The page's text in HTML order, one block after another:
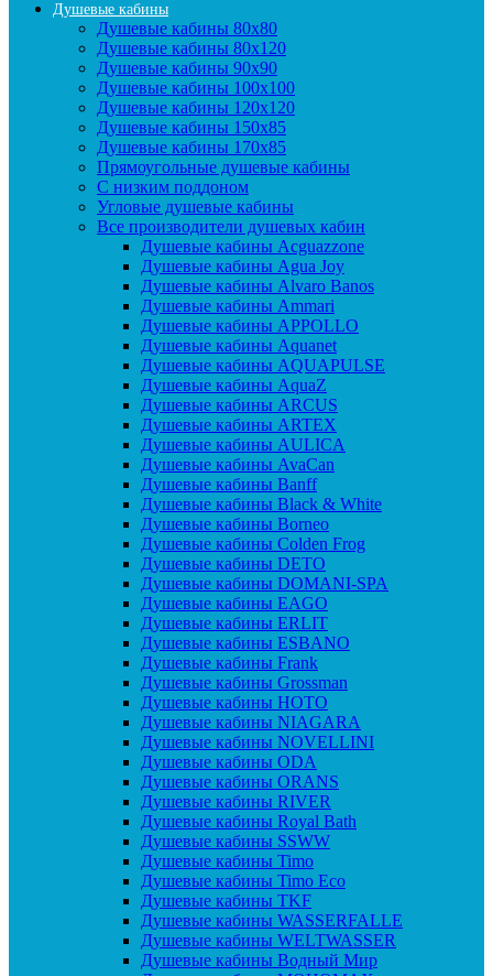
Душевые кабины
Душевые кабины 80x80
Душевые кабины 80x120
Душевые кабины 90х90
Душевые кабины 100x100
Душевые кабины 120x120
Душевые кабины 150x85
Душевые кабины 170x85
Прямоугольные душевые кабины
С низким поддоном
Угловые душевые кабины
Все производители душевых кабин
Душевые кабины Acguazzone
Душевые кабины Agua Joy
Душевые кабины Alvaro Banos
Душевые кабины Ammari
Душевые кабины APPOLLO
Душевые кабины Aquanet
Душевые кабины AQUAPULSE
Душевые кабины AquaZ
Душевые кабины ARCUS
Душевые кабины ARTEX
Душевые кабины AULICA
Душевые кабины AvaCan
Душевые кабины Banff
Душевые кабины Black & White
Душевые кабины Borneo
Душевые кабины Colden Frog
Душевые кабины DETO
Душевые кабины DOMANI-SPA
Душевые кабины EAGO
Душевые кабины ERLIT
Душевые кабины ESBANO
Душевые кабины Frank
Душевые кабины Grossman
Душевые кабины HOTO
Душевые кабины NIAGARA
Душевые кабины NOVELLINI
Душевые кабины ODA
Душевые кабины ORANS
Душевые кабины RIVER
Душевые кабины Royal Bath
Душевые кабины SSWW
Душевые кабины Timo
Душевые кабины Timo Eco
Душевые кабины TKF
Душевые кабины WASSERFALLE
Душевые кабины WELTWASSER
Душевые кабины Водный Мир